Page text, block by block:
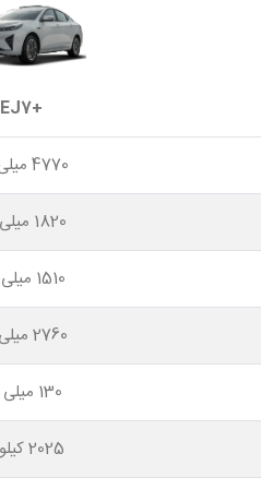
EJ7+
4770 میلی متر
1820 میلی متر
1510 میلی متر
2760 میلی متر
130 میلی متر
2025 کیلوگرم